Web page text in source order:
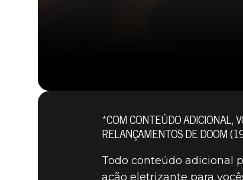
*COM CONTEÚDO ADICIONAL,
RELANÇAMENTOS DE DOOM
Todo conteúdo adicional
ação eletrizante para